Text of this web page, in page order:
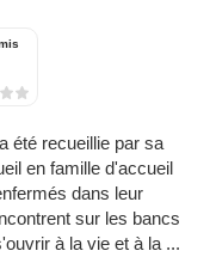
été recueillie par sa
en famille d'accueil
dans leur
sur les bancs
à la vie et à la ...